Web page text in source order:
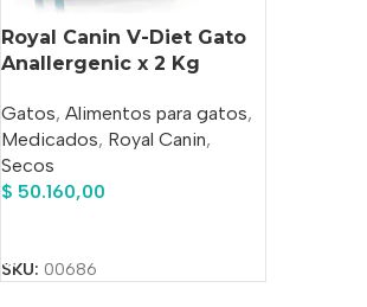
Royal Canin V-Diet Gato
Anallergenic x 2 Kg
Gatos, Alimentos para gatos,
Medicados, Royal Canin,
Secos
$ 50.160,00
SKU: 00686